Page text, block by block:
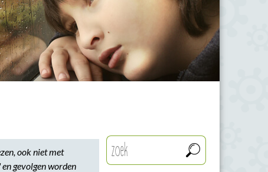
ook niet met
gevolgen worden